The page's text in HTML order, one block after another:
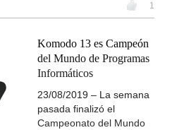
1
Komodo 13 es Campeón
del Mundo de Programas
Informáticos
23/08/2019 – La semana
pasada finalizó el
Campeonato del Mundo